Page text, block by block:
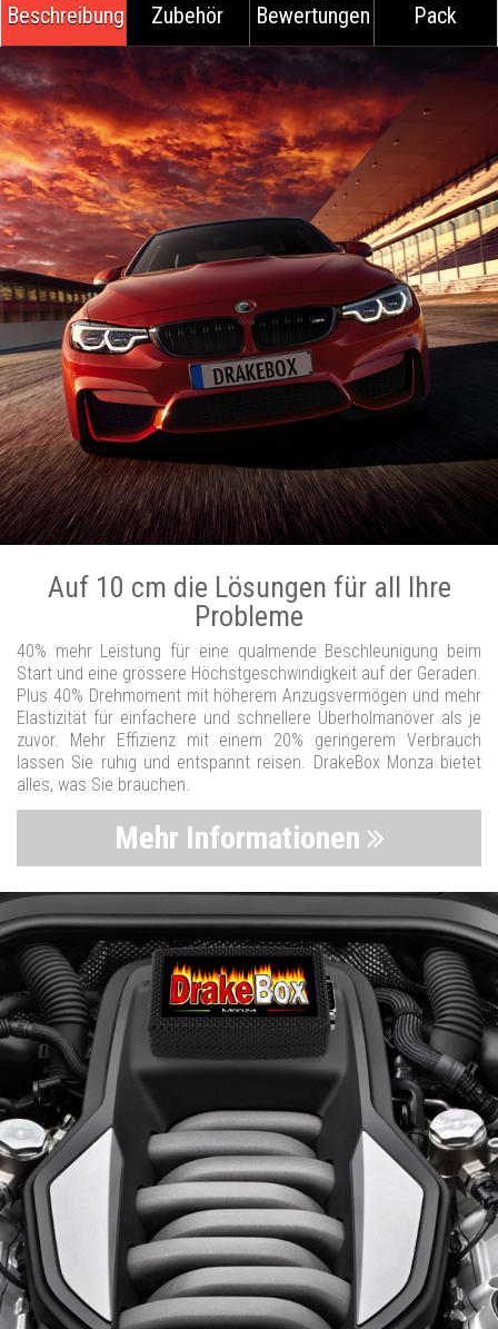
Beschreibung Zubehör Bewertungen Pack
Auf 10 cm die Lösungen für all Ihre
Probleme
40% mehr Leistung für eine qualmende Beschleunigung beim
Start und eine grössere Höchstgeschwindigkeit auf der Geraden.
Plus 40% Drehmoment mit höherem Anzugsvermögen und mehr
Elastizität für einfachere und schnellere Überholmanöver als je
zuvor. Mehr Effizienz mit einem 20% geringerem Verbrauch
lassen Sie ruhig und entspannt reisen. DrakeBox Monza bietet
alles, was Sie brauchen.
Mehr Informationen